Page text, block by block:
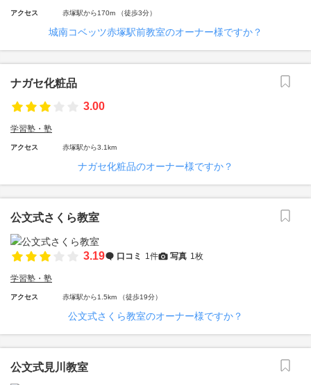
アクセス 赤塚駅から170m （徒歩3分）
城南コベッツ赤塚駅前教室のオーナー様ですか？
ナガセ化粧品
3.00
学習塾・塾
アクセス 赤塚駅から3.1km
ナガセ化粧品のオーナー様ですか？
公文式さくら教室
3.19 口コミ 1件 写真 1枚
学習塾・塾
アクセス 赤塚駅から1.5km （徒歩19分）
公文式さくら教室のオーナー様ですか？
公文式見川教室